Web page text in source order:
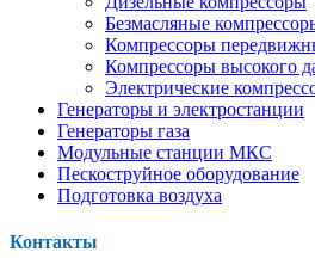
Безмасляные
Компрессоры
Компрессоры высокого
Электрические
Генераторы и электростанции
Генераторы газа
Модульные станции МКС
Пескоструйное оборудование
Подготовка воздуха
Контакты